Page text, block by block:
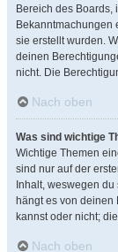
Bereich des Boards,
Bekanntmachungen
sie erstellt wurden.
deinen
nicht. Die
Nach oben
Was sind wichtige
Wichtige Themen
sind nur auf der
Inhalt, weswegen
hängt es von
kannst oder nicht;
Nach oben